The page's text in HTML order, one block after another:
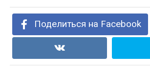
Поделиться на Facebook